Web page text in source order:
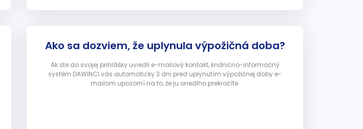
Ako sa dozviem, že uplynula výpožičná doba?
Ak ste do svojej prihlášky uviedli e-mailový kontakt, knižnično-informačný
systém DAWINCI vás automaticky 3 dni pred uplynutím výpožičnej doby e-
mailom upozorní na to, že ju onedlho prekročíte.